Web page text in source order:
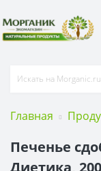
Главная
Печенье
Диетика,